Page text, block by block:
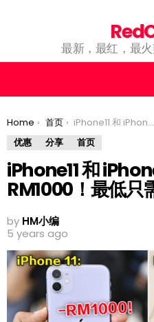
最新，最红，最
You are here:
Home 首页
iPhone11 和 iPhone 12即日起降价RM1000！最低只需RM2399！
优惠
分享 首页
iPhone11 和
RM1000！最低只
by HM小编
5 years ago